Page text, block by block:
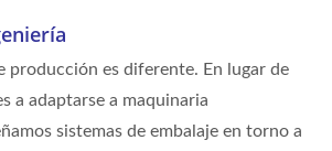
producción es diferente. En lugar de
a adaptarse a maquinaria
sistemas de embalaje en torno a